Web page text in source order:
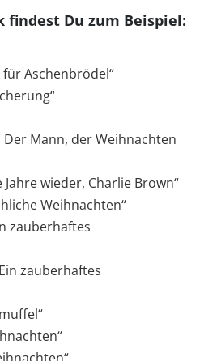
findest Du zum Beispiel:
Aschenbrödel“
Der Mann, der Weihnachten
Jahre wieder, Charlie Brown“
Weihnachten“
zauberhaftes
zauberhaftes